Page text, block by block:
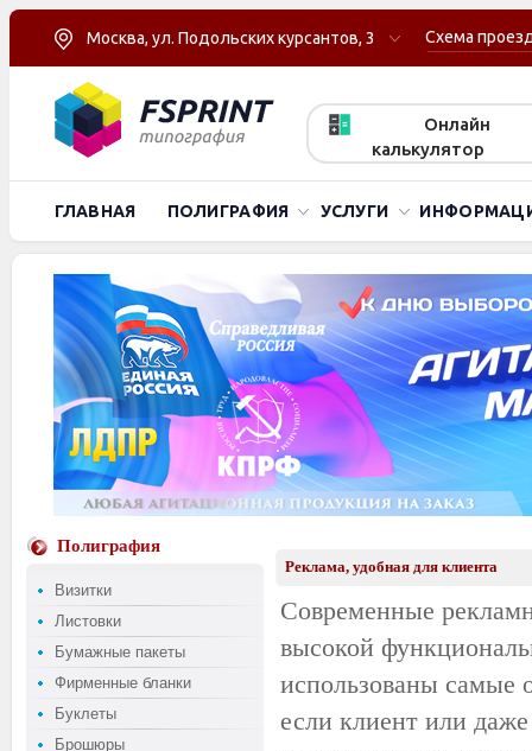
Москва, ул. Подольских курсантов, 3 Схема
Онлайн
калькулятор
ГЛАВНАЯ ПОЛИГРАФИЯ УСЛУГИ
Полиграфия
Визитки
Листовки
Бумажные пакеты
Фирменные бланки
Буклеты
Брошюры
Реклама, удобная для клиента
Современные
высокой
использованы самые
если клиент или